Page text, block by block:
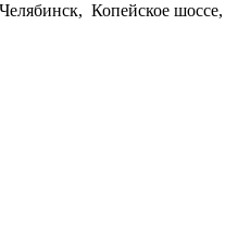
Копейское шоссе,